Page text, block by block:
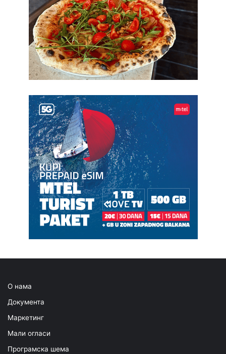
О нама
Документа
Маркетинг
Мали огласи
Програмска шема